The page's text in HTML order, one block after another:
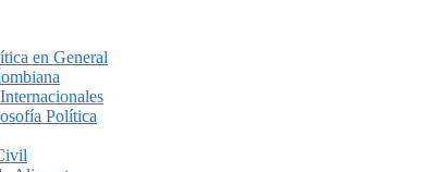
en General
Política